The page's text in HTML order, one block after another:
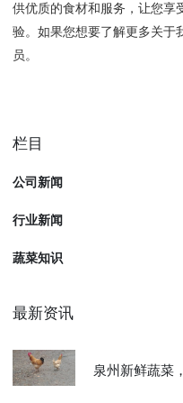
供优质的食材和服务，让您享
验。如果您想要了解更多关于
员。
栏目
公司新闻
行业新闻
蔬菜知识
最新资讯
泉州新鲜蔬菜